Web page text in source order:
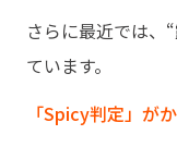
さらに最近では、
ています。
「Spicy判定」が